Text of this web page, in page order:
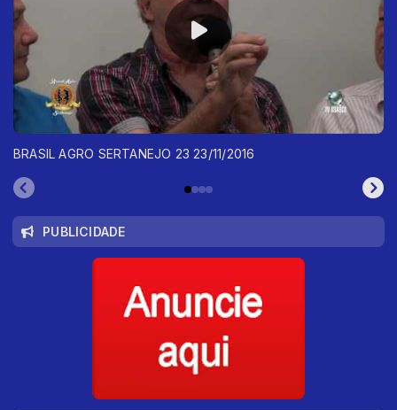
BRASIL AGRO SERTANEJO 23 23/11/2016
PUBLICIDADE